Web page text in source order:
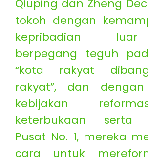
Qiuping dan Zheng
tokoh dengan
kepribadian
berpegang teguh
“kota rakyat
rakyat”, dan
kebijakan
keterbukaan serta
Pusat No. 1, mereka
cara untuk